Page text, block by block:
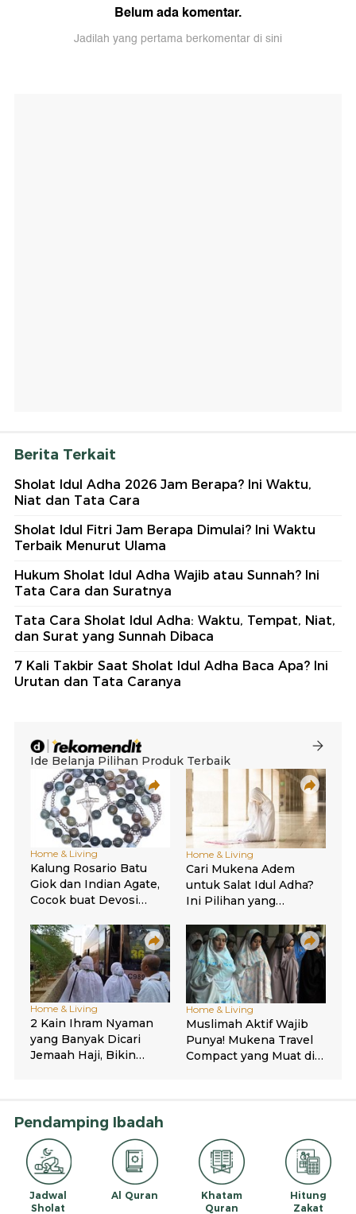
Belum ada komentar.
Jadilah yang pertama berkomentar di sini
Berita Terkait
Sholat Idul Adha 2026 Jam Berapa? Ini Waktu,
Niat dan Tata Cara
Sholat Idul Fitri Jam Berapa Dimulai? Ini Waktu
Terbaik Menurut Ulama
Hukum Sholat Idul Adha Wajib atau Sunnah? Ini
Tata Cara dan Suratnya
Tata Cara Sholat Idul Adha: Waktu, Tempat, Niat,
dan Surat yang Sunnah Dibaca
7 Kali Takbir Saat Sholat Idul Adha Baca Apa? Ini
Urutan dan Tata Caranya
Pendamping Ibadah
Jadwal
Sholat
Al Quran
Khatam
Quran
Hitung
Zakat